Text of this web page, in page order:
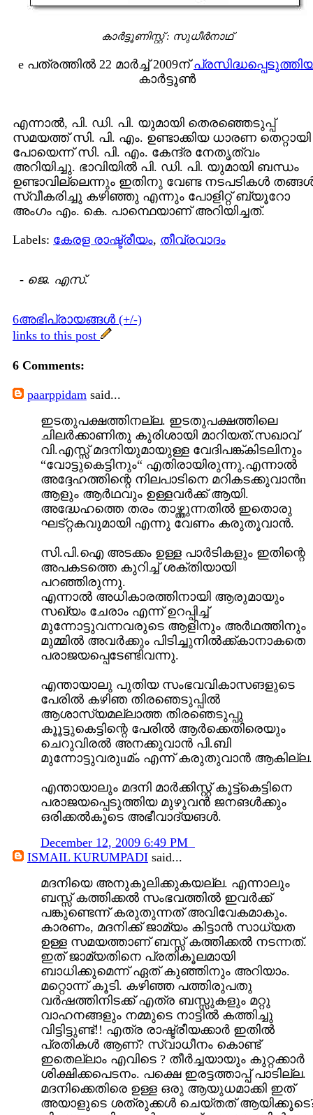
കാര്‍ട്ടൂണിസ്റ്റ് : സുധീര്‍നാഥ്
e പത്രത്തില്‍ 22 മാര്‍ച്ച് 2009ന്
കാര്‍ട്ടൂണ്‍
എന്നാല്‍, പി. ഡി. പി. യുമായി തെരഞ്ഞെടുപ്പ്
സമയത്ത് സി. പി. എം. ഉണ്ടാക്കിയ ധാരണ തെറ്റായി
പോയെന്ന് സി. പി. എം. കേന്ദ്ര നേതൃത്വം
അറിയിച്ചു. ഭാവിയില്‍ പി. ഡി. പി. യുമായി ബന്ധം
ഉണ്ടാവില്ലെന്നും ഇതിനു വേണ്ട നടപടികള്‍
സ്വീകരിച്ചു കഴിഞ്ഞു എന്നും പോളിറ്റ് ബ്യൂറോ
അംഗം എം. കെ. പാന്ഥെയാണ് അറിയിച്ചത്.
Labels: കേരള രാഷ്ട്രീയം, തീവ്രവാദം
- ജെ. എസ്.
6അഭിപ്രായങ്ങള്‍ (+/-)
links to this post
6 Comments:
paarppidam said...
ഇടതുപക്ഷത്തിനല്ല. ഇടതുപക്ഷത്തിലെ
ചിലർക്കാണിതു കുരിശായി മാറിയത്.സഖാവ്
വി.എസ്സ് മദനിയുമായുള്ള വേദിപങ്ക്കിടലിനും
“വോട്ടുകെട്ടിനും“ എതിരായിരുന്നു.എന്നാൽ
അദ്ദേഹത്തിന്റെ നിലപാടിനെ മറികടക്കുവാൻn
ആളും ആർഥവും ഉള്ളവർക്ക് ആയി.
അദ്ധേഹത്തെ തരം താഴ്ത്തുന്നതിൽ ഇതൊരു
ഘട്റ്റകവുമായി എന്നു വേണം കരുതൂവാൻ.
സി.പി.ഐ അടക്കം ഉള്ള പാർടികളും ഇതിന്റെ
അപകടത്തെ കുറിച്ച് ശക്തിയായി
പറഞ്ഞിരുന്നു.
എന്നാൽ അധികാരത്തിനായി ആരുമായും
സഖ്യം ചേരാം എന്ന് ഉറപ്പിച്ച്
മുന്നോട്ടുവന്നവരുടെ ആളിനും അർഥത്തിനും
മുമ്മിൽ അവർക്കും പിടിച്ചുനിൽക്ക്കാനാകതെ
പരാജയപ്പെടേണ്ടിവന്നു.
എന്തായാലു പുതിയ സംഭവവികാസങളുടെ
പേരിൽ കഴിഞ തിരഞെടുപ്പിൽ
ആശാസ്യമല്ലാത്ത തിരഞെടുപ്പു
കൂ‍ൂട്ടുകെട്ടിന്റെ പേരിൽ ആർക്കെതിരെയും
ചെറുവിരൽ അനക്കുവാൻ പി.ബി
മുന്നോട്ടുവരുuമ്ം എന്ന് കരുതുവാൻ ആകില്ല.
എന്തായാലും മദനി മാർക്കിസ്റ്റ് കൂട്ട്കെട്ടിനെ
പരാജയപ്പെടുത്തിയ മുഴുവൻ ജനങൾക്കും
ഒരിക്കൽകൂടെ അഭീവാദ്യങൾ.
December 12, 2009 6:49 PM
ISMAIL KURUMPADI said...
മദനിയെ അനുകൂലിക്കുകയല്ല. എന്നാലും
ബസ്സ് കത്തിക്കല്‍ സംഭവത്തില്‍ ഇവര്‍ക്ക്
പങ്കുണ്ടെന്ന് കരുതുന്നത് അവിവേകമാകും.
കാരണം, മദനിക്ക് ജാമ്യം കിട്ടാന്‍ സാധ്യത
ഉള്ള സമയത്താണ് ബസ്സ് കത്തിക്കല്‍ നടന്നത്.
ഇത് ജാമ്യതിനെ പ്രതികൂലമായി
ബാധിക്കുമെന്ന് ഏത് കുഞ്ഞിനും അറിയാം.
മറ്റൊന്ന് കൂടി. കഴിഞ്ഞ പത്തിരുപതു
വര്‍ഷത്തിനിടക്ക് എത്ര ബസ്സുകളും മറ്റു
വാഹനങ്ങളും നമ്മുടെ നാട്ടില്‍ കത്തിച്ചു
വിട്ടിട്ടുണ്ട്!! എത്ര രാഷ്ട്രീയക്കാര്‍ ഇതില്‍
പ്രതികള്‍ ആണ്? സ്വാധീനം കൊണ്ട്
ഇതെല്ലാം എവിടെ ? തീര്‍ച്ചയായും കുറ്റക്കാര്‍
ശിക്ഷിക്കപെടനം. പക്ഷെ ഇരട്ടത്താപ്പ് പാടില്ല.
മദനിക്കെതിരെ ഉള്ള ഒരു ആയുധമാക്കി ഇത്
അയാളുടെ ശത്രുക്കള്‍ ചെയ്തത്